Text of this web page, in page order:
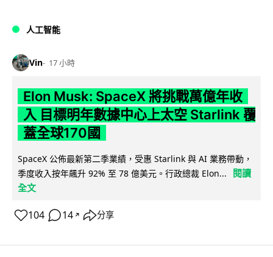
人工智能
Vin 17 小時
Elon Musk: SpaceX 將挑戰萬億年收
入 目標明年數據中心上太空 Starlink 覆
蓋全球170國
SpaceX 公佈最新第二季業績，受惠 Starlink 與 AI 業務帶動，
季度收入按年飆升 92% 至 78 億美元。行政總裁 Elon...
閱讀
全文
104 14 ↗ 分享